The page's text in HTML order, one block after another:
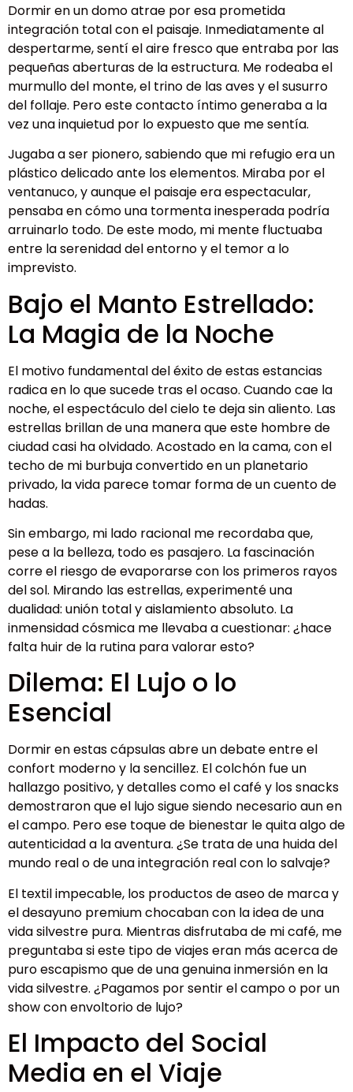
Dormir en un domo atrae por esa prometida
integración total con el paisaje. Inmediatamente al
despertarme, sentí el aire fresco que entraba por las
pequeñas aberturas de la estructura. Me rodeaba el
murmullo del monte, el trino de las aves y el susurro
del follaje. Pero este contacto íntimo generaba a la
vez una inquietud por lo expuesto que me sentía.
Jugaba a ser pionero, sabiendo que mi refugio era un
plástico delicado ante los elementos. Miraba por el
ventanuco, y aunque el paisaje era espectacular,
pensaba en cómo una tormenta inesperada podría
arruinarlo todo. De este modo, mi mente fluctuaba
entre la serenidad del entorno y el temor a lo
imprevisto.
Bajo el Manto Estrellado:
La Magia de la Noche
El motivo fundamental del éxito de estas estancias
radica en lo que sucede tras el ocaso. Cuando cae la
noche, el espectáculo del cielo te deja sin aliento. Las
estrellas brillan de una manera que este hombre de
ciudad casi ha olvidado. Acostado en la cama, con el
techo de mi burbuja convertido en un planetario
privado, la vida parece tomar forma de un cuento de
hadas.
Sin embargo, mi lado racional me recordaba que,
pese a la belleza, todo es pasajero. La fascinación
corre el riesgo de evaporarse con los primeros rayos
del sol. Mirando las estrellas, experimenté una
dualidad: unión total y aislamiento absoluto. La
inmensidad cósmica me llevaba a cuestionar: ¿hace
falta huir de la rutina para valorar esto?
Dilema: El Lujo o lo
Esencial
Dormir en estas cápsulas abre un debate entre el
confort moderno y la sencillez. El colchón fue un
hallazgo positivo, y detalles como el café y los snacks
demostraron que el lujo sigue siendo necesario aun en
el campo. Pero ese toque de bienestar le quita algo de
autenticidad a la aventura. ¿Se trata de una huida del
mundo real o de una integración real con lo salvaje?
El textil impecable, los productos de aseo de marca y
el desayuno premium chocaban con la idea de una
vida silvestre pura. Mientras disfrutaba de mi café, me
preguntaba si este tipo de viajes eran más acerca de
puro escapismo que de una genuina inmersión en la
vida silvestre. ¿Pagamos por sentir el campo o por un
show con envoltorio de lujo?
El Impacto del Social
Media en el Viaje